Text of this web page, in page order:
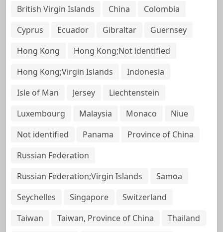
British Virgin Islands
China
Colombia
Cyprus
Ecuador Gibraltar
Guernsey
Hong Kong
Hong Kong;Not identified
Hong Kong;Virgin Islands
Indonesia
Isle of Man
Jersey
Liechtenstein
Luxembourg
Malaysia Monaco
Niue
Not identified
Panama
Province of China
Russian Federation
Russian Federation;Virgin Islands
Samoa
Seychelles
Singapore
Switzerland
Taiwan
Taiwan, Province of China Thailand